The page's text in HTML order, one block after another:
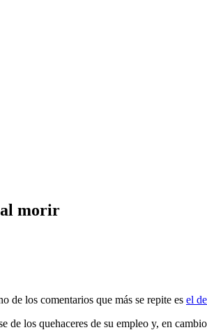
al morir
de los comentarios que más se repite es el
los quehaceres de su empleo y, en